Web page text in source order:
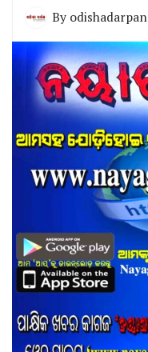
By odishadarpan